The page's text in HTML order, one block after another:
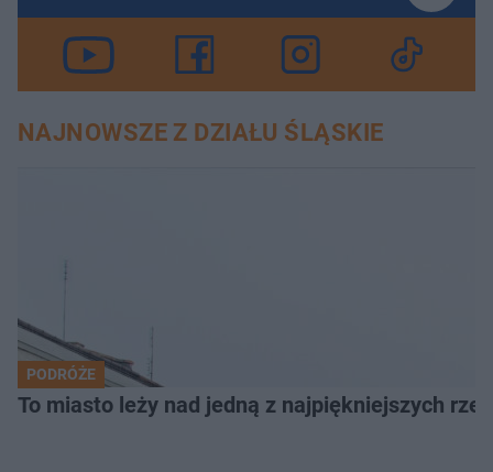
NAJNOWSZE Z DZIAŁU ŚLĄSKIE
PODRÓŻE
To miasto leży nad jedną z najpiękniejszych